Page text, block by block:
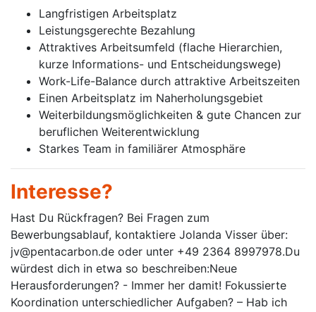
Langfristigen Arbeitsplatz
Leistungsgerechte Bezahlung
Attraktives Arbeitsumfeld (flache Hierarchien,
kurze Informations- und Entscheidungswege)
Work-Life-Balance durch attraktive Arbeitszeiten
Einen Arbeitsplatz im Naherholungsgebiet
Weiterbildungsmöglichkeiten & gute Chancen zur
beruflichen Weiterentwicklung
Starkes Team in familiärer Atmosphäre
Interesse?
Hast Du Rückfragen? Bei Fragen zum
Bewerbungsablauf, kontaktiere Jolanda Visser über:
jv@pentacarbon.de oder unter +49 2364 8997978.Du
würdest dich in etwa so beschreiben:Neue
Herausforderungen? - Immer her damit! Fokussierte
Koordination unterschiedlicher Aufgaben? – Hab ich